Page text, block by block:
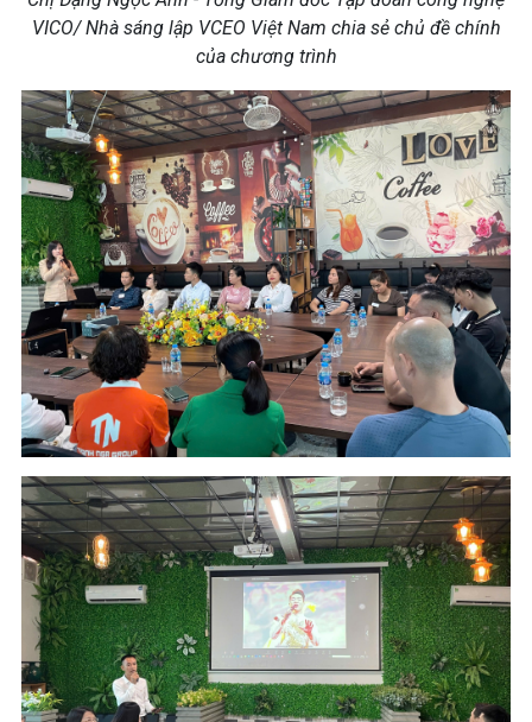
VICO/ Nhà sáng lập VCEO Việt Nam chia sẻ chủ đề chính
của chương trình